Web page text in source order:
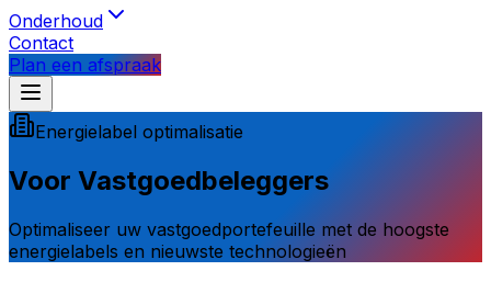
Onderhoud
Contact
Plan een afspraak
Energielabel optimalisatie
Voor Vastgoedbeleggers
Optimaliseer uw vastgoedportefeuille met de hoogste
energielabels en nieuwste technologieën